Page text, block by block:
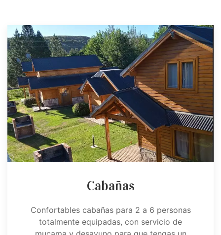
Cabañas
Confortables cabañas para 2 a 6 personas
totalmente equipadas, con servicio de